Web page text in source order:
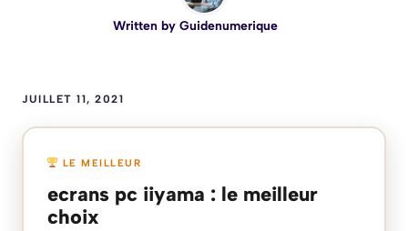
Written by Guidenumerique
JUILLET 11, 2021
LE MEILLEUR
ecrans pc iiyama : le meilleur
choix